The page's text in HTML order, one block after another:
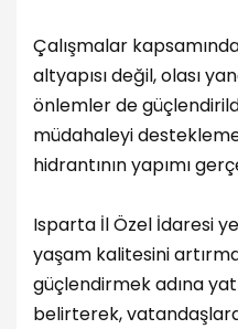
Çalışmalar
altyapısı değil, olası
önlemler de
müdahaleyi
hidrantının yapımı
Isparta İl Özel İdaresi
yaşam kalitesini
güçlendirmek adına
belirterek,